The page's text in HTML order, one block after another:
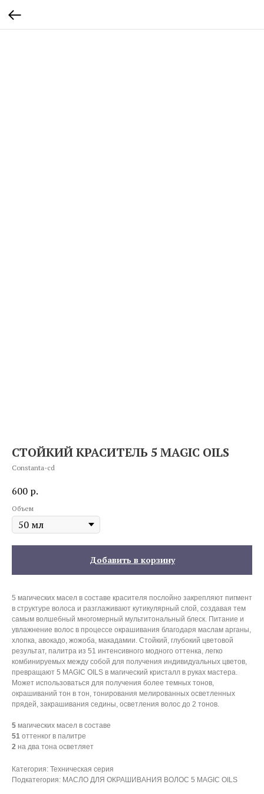
СТОЙКИЙ КРАСИТЕЛЬ 5 MAGIC OILS
Constanta-cd
600 р.
Объем
Добавить в корзину
5 магических масел в составе красителя послойно закрепляют пигмент
в структуре волоса и разглаживают кутикулярный слой, создавая тем
самым волшебный многомерный мультитональный блеск. Питание и
увлажнение волос в процессе окрашивания благодаря маслам арганы,
хлопка, авокадо, жожоба, макадамии. Стойкий, глубокий цветовой
результат, палитра из 51 интенсивного модного оттенка, легко
комбинируемых между собой для получения индивидуальных цветов,
превращают 5 MAGIC OILS в магический кристалл в руках мастера.
Может использоваться для получения более темных тонов,
окрашиваний тон в тон, тонирования мелированных осветленных
прядей, закрашивания седины, осветления волос до 2 тонов.
5 магических масел в составе
51 оттенкоr в палитре
2 на два тона осветляет
Категория: Техническая серия
Подкатегория: МАСЛО ДЛЯ ОКРАШИВАНИЯ ВОЛОС 5 MAGIC OILS